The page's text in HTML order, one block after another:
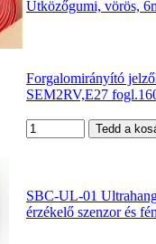
Ütközőgumi, vörös,
Forgalomirányító
SEM2RV,E27
SBC-UL-01
érzékelő szenzor és